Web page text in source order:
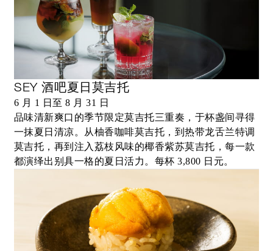
SEY 酒吧夏日莫吉托
6 月 1 日至 8 月 31 日
品味清新爽口的季节限定莫吉托三重奏，于杯盏间寻得
一抹夏日清凉。从柚香咖啡莫吉托，到热带龙舌兰特调
莫吉托，再到注入荔枝风味的椰香紫苏莫吉托，每一款
都演绎出别具一格的夏日活力。每杯 3,800 日元。